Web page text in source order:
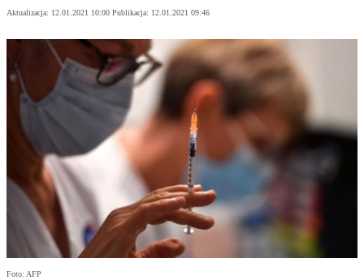
Aktualizacja: 12.01.2021 10:00 Publikacja: 12.01.2021 09:46
Foto: AFP